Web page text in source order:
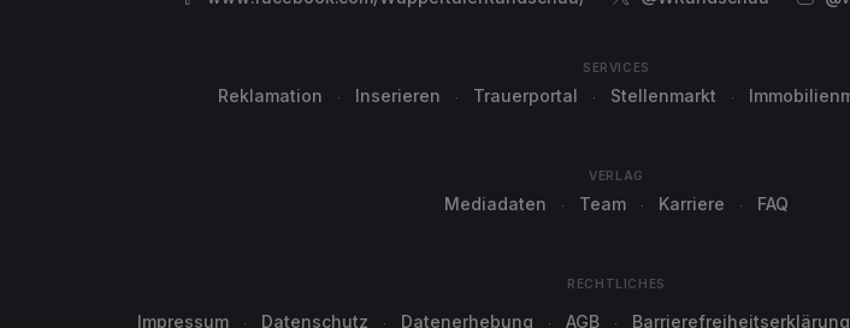
SERVICES
Reklamation Inserieren Trauerportal Stellenmarkt
VERLAG
Mediadaten Team Karriere FAQ
RECHTLICHES
Impressum Datenschutz Datenerhebung AGB Barrierefreiheitserklärung